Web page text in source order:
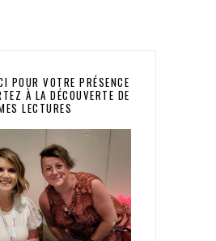
POUR VOTRE PRÉSENCE
À LA DÉCOUVERTE DE
LECTURES